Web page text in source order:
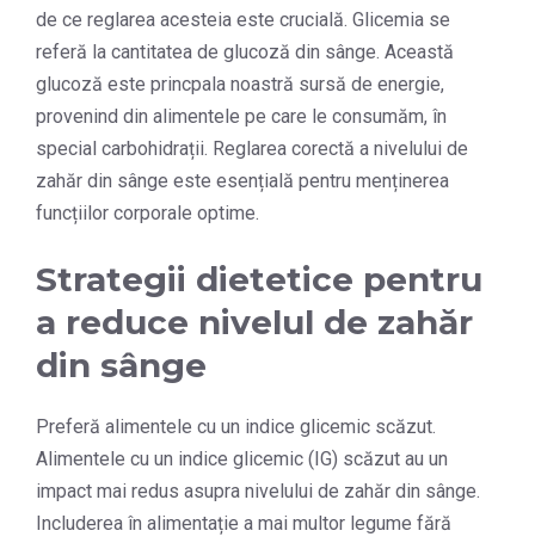
de ce reglarea acesteia este crucială. Glicemia se
referă la cantitatea de glucoză din sânge. Această
glucoză este princpala noastră sursă de energie,
provenind din alimentele pe care le consumăm, în
special carbohidrații. Reglarea corectă a nivelului de
zahăr din sânge este esențială pentru menținerea
funcțiilor corporale optime.
Strategii dietetice pentru
a reduce nivelul de zahăr
din sânge
Preferă alimentele cu un indice glicemic scăzut.
Alimentele cu un indice glicemic (IG) scăzut au un
impact mai redus asupra nivelului de zahăr din sânge.
Includerea în alimentație a mai multor legume fără